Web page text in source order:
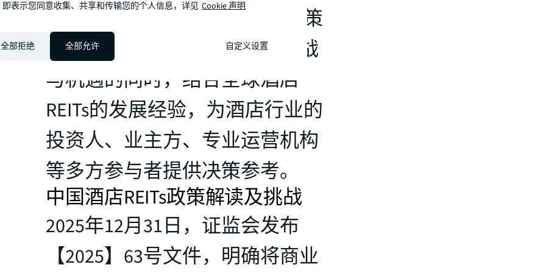
入解读中国酒店公募REITs的政策
框架、发展路径以及面临的挑战
与机遇的同时，结合全球酒店
REITs的发展经验，为酒店行业的
投资人、业主方、专业运营机构
等多方参与者提供决策参考。
中国酒店REITs政策解读及挑战
2025年12月31日，证监会发布
【2025】63号文件，明确将商业
即表示您同意收集、共享和传输您的个人信息，详见 Cookie 声明
全部拒绝 全部允许 自定义设置